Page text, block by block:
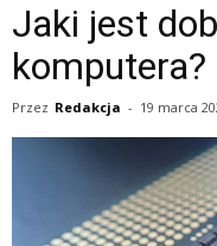
Jaki jest
komputera?
Przez Redakcja - 19 marca